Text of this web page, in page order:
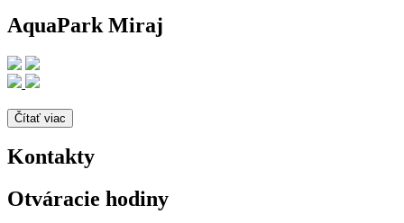
AquaPark Miraj
Čítať viac
Kontakty
Otváracie hodiny